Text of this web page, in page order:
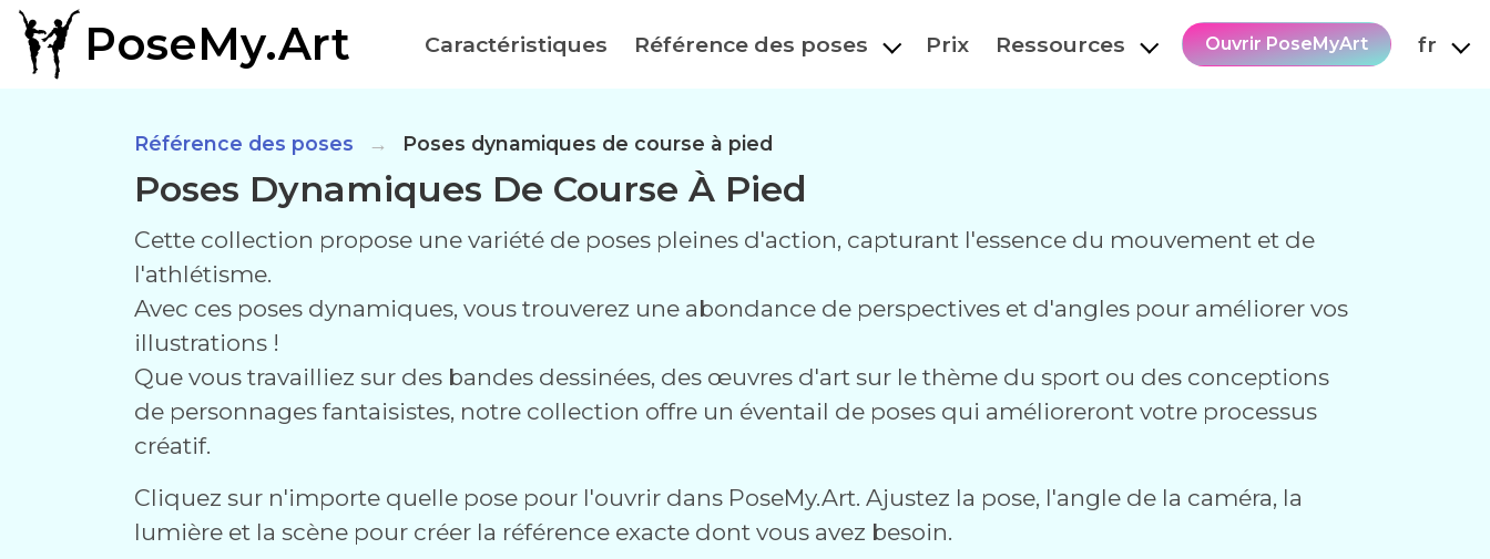
PoseMy.Art Caractéristiques Référence des poses Prix Ressources Ouvrir PoseMyArt fr
Référence des poses Poses dynamiques de course à pied
Poses Dynamiques De Course À Pied
Cette collection propose une variété de poses pleines d'action, capturant l'essence du mouvement et de
l'athlétisme.
Avec ces poses dynamiques, vous trouverez une abondance de perspectives et d'angles pour améliorer vos
illustrations !
Que vous travailliez sur des bandes dessinées, des œuvres d'art sur le thème du sport ou des conceptions
de personnages fantaisistes, notre collection offre un éventail de poses qui amélioreront votre processus
créatif.
Cliquez sur n'importe quelle pose pour l'ouvrir dans PoseMy.Art. Ajustez la pose, l'angle de la caméra, la
lumière et la scène pour créer la référence exacte dont vous avez besoin.